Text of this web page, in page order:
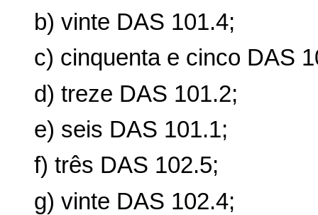
b) vinte DAS 101.4;
c) cinquenta e cinco DAS
d) treze DAS 101.2;
e) seis DAS 101.1;
f) três DAS 102.5;
g) vinte DAS 102.4;